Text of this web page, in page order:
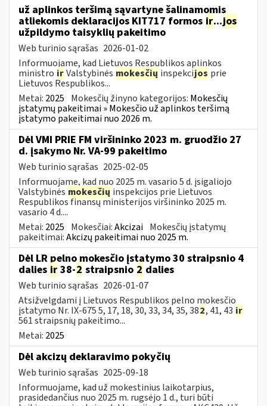
už aplinkos teršimą sąvartyne šalinamomis
atliekomis deklaracijos KIT717 formos ir...jos
užpildymo taisyklių pakeitimo
Web turinio sąrašas 2026-01-02
Informuojame, kad Lietuvos Respublikos aplinkos
ministro irValstybinės mokesčių inspekcijos prie
Lietuvos Respublikos...
Metai: 2025 Mokesčių žinyno kategorijos: Mokesčių
įstatymų pakeitimai » Mokesčio už aplinkos teršimą
įstatymo pakeitimai nuo 2026 m.
Dėl VMI PRIE FM viršininko 2023 m. gruodžio 27
d. įsakymo Nr. VA-99 pakeitimo
Web turinio sąrašas 2025-02-05
Informuojame, kad nuo 2025 m. vasario 5 d. įsigaliojo
Valstybinės mokesčių inspekcijos prie Lietuvos
Respublikos finansų ministerijos viršininko 2025 m.
vasario 4 d....
Metai: 2025 Mokesčiai:Akcizai Mokesčių įstatymų
pakeitimai:Akcizų pakeitimai nuo 2025 m.
Dėl LR pelno mokesčio įstatymo 30 straipsnio 4
dalies ir 38-2 straipsnio 2 dalies
Web turinio sąrašas 2026-01-07
Atsižvelgdami į Lietuvos Respublikos pelno mokesčio
įstatymo Nr. IX-675 5, 17, 18, 30, 33, 34, 35, 382, 41, 43 ir
561 straipsnių pakeitimo...
Metai: 2025
​​​​​​​Dėl akcizų deklaravimo pokyčių
Web turinio sąrašas 2025-09-18
Informuojame, kad už mokestinius laikotarpius,
prasidedančius nuo 2025 m. rugsėjo 1 d., turi būti